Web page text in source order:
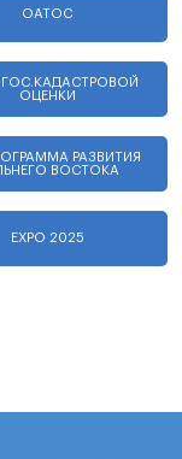
ОАТОС
ГОС.КАДАСТРОВОЙ
ОЦЕНКИ
РАЗВИТИЯ
ВОСТОКА
EXPO 2025